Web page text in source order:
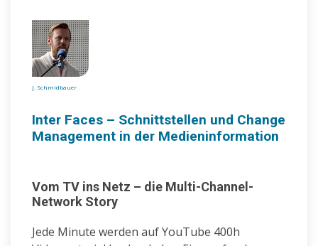
J. Schmidbauer
Inter Faces – Schnittstellen und Change
Management in der Medieninformation
Vom TV ins Netz – die Multi-Channel-
Network Story
Jede Minute werden auf YouTube 400h